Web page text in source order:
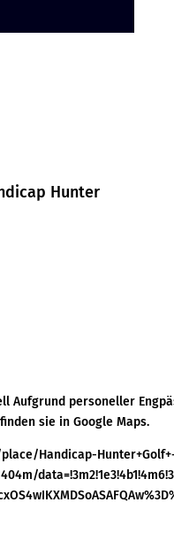
Hunter
Aufgrund personeller
sie in Google Maps.
Handicap-